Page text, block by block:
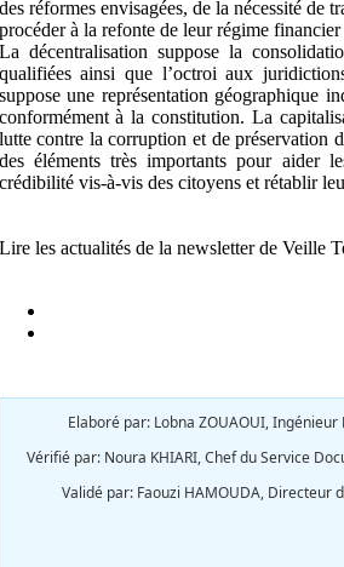
des réformes envisagées, de la nécessité de
procéder à la refonte de leur régime
La décentralisation suppose la
qualifiées ainsi que l’octroi aux
suppose une représentation géographique
conformément à la constitution. La
lutte contre la corruption et de préservation
des éléments très importants pour aider
crédibilité vis-à-vis des citoyens et rétablir
Lire les actualités de la newsletter de Veille
Elaboré par: Lobna ZOUAOUI,
Vérifié par: Noura KHIARI, Chef du Service
Validé par: Faouzi HAMOUDA,